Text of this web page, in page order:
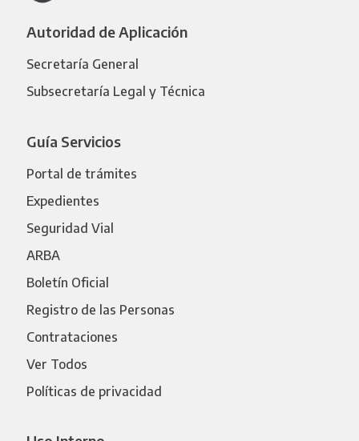
Autoridad de Aplicación
Secretaría General
Subsecretaría Legal y Técnica
Guía Servicios
Portal de trámites
Expedientes
Seguridad Vial
ARBA
Boletín Oficial
Registro de las Personas
Contrataciones
Ver Todos
Políticas de privacidad